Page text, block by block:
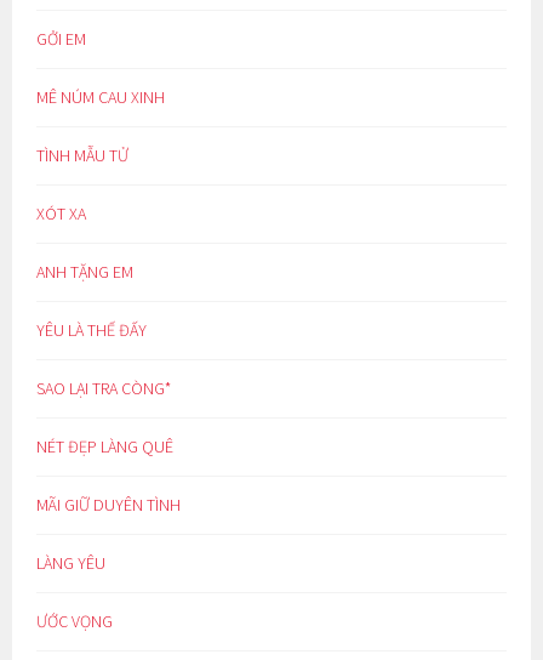
GỞI EM
MÊ NÚM CAU XINH
TÌNH MẪU TỬ
XÓT XA
ANH TẶNG EM
YÊU LÀ THẾ ĐẤY
SAO LẠI TRA CÒNG*
NÉT ĐẸP LÀNG QUÊ
MÃI GIỮ DUYÊN TÌNH
LÀNG YÊU
ƯỚC VỌNG